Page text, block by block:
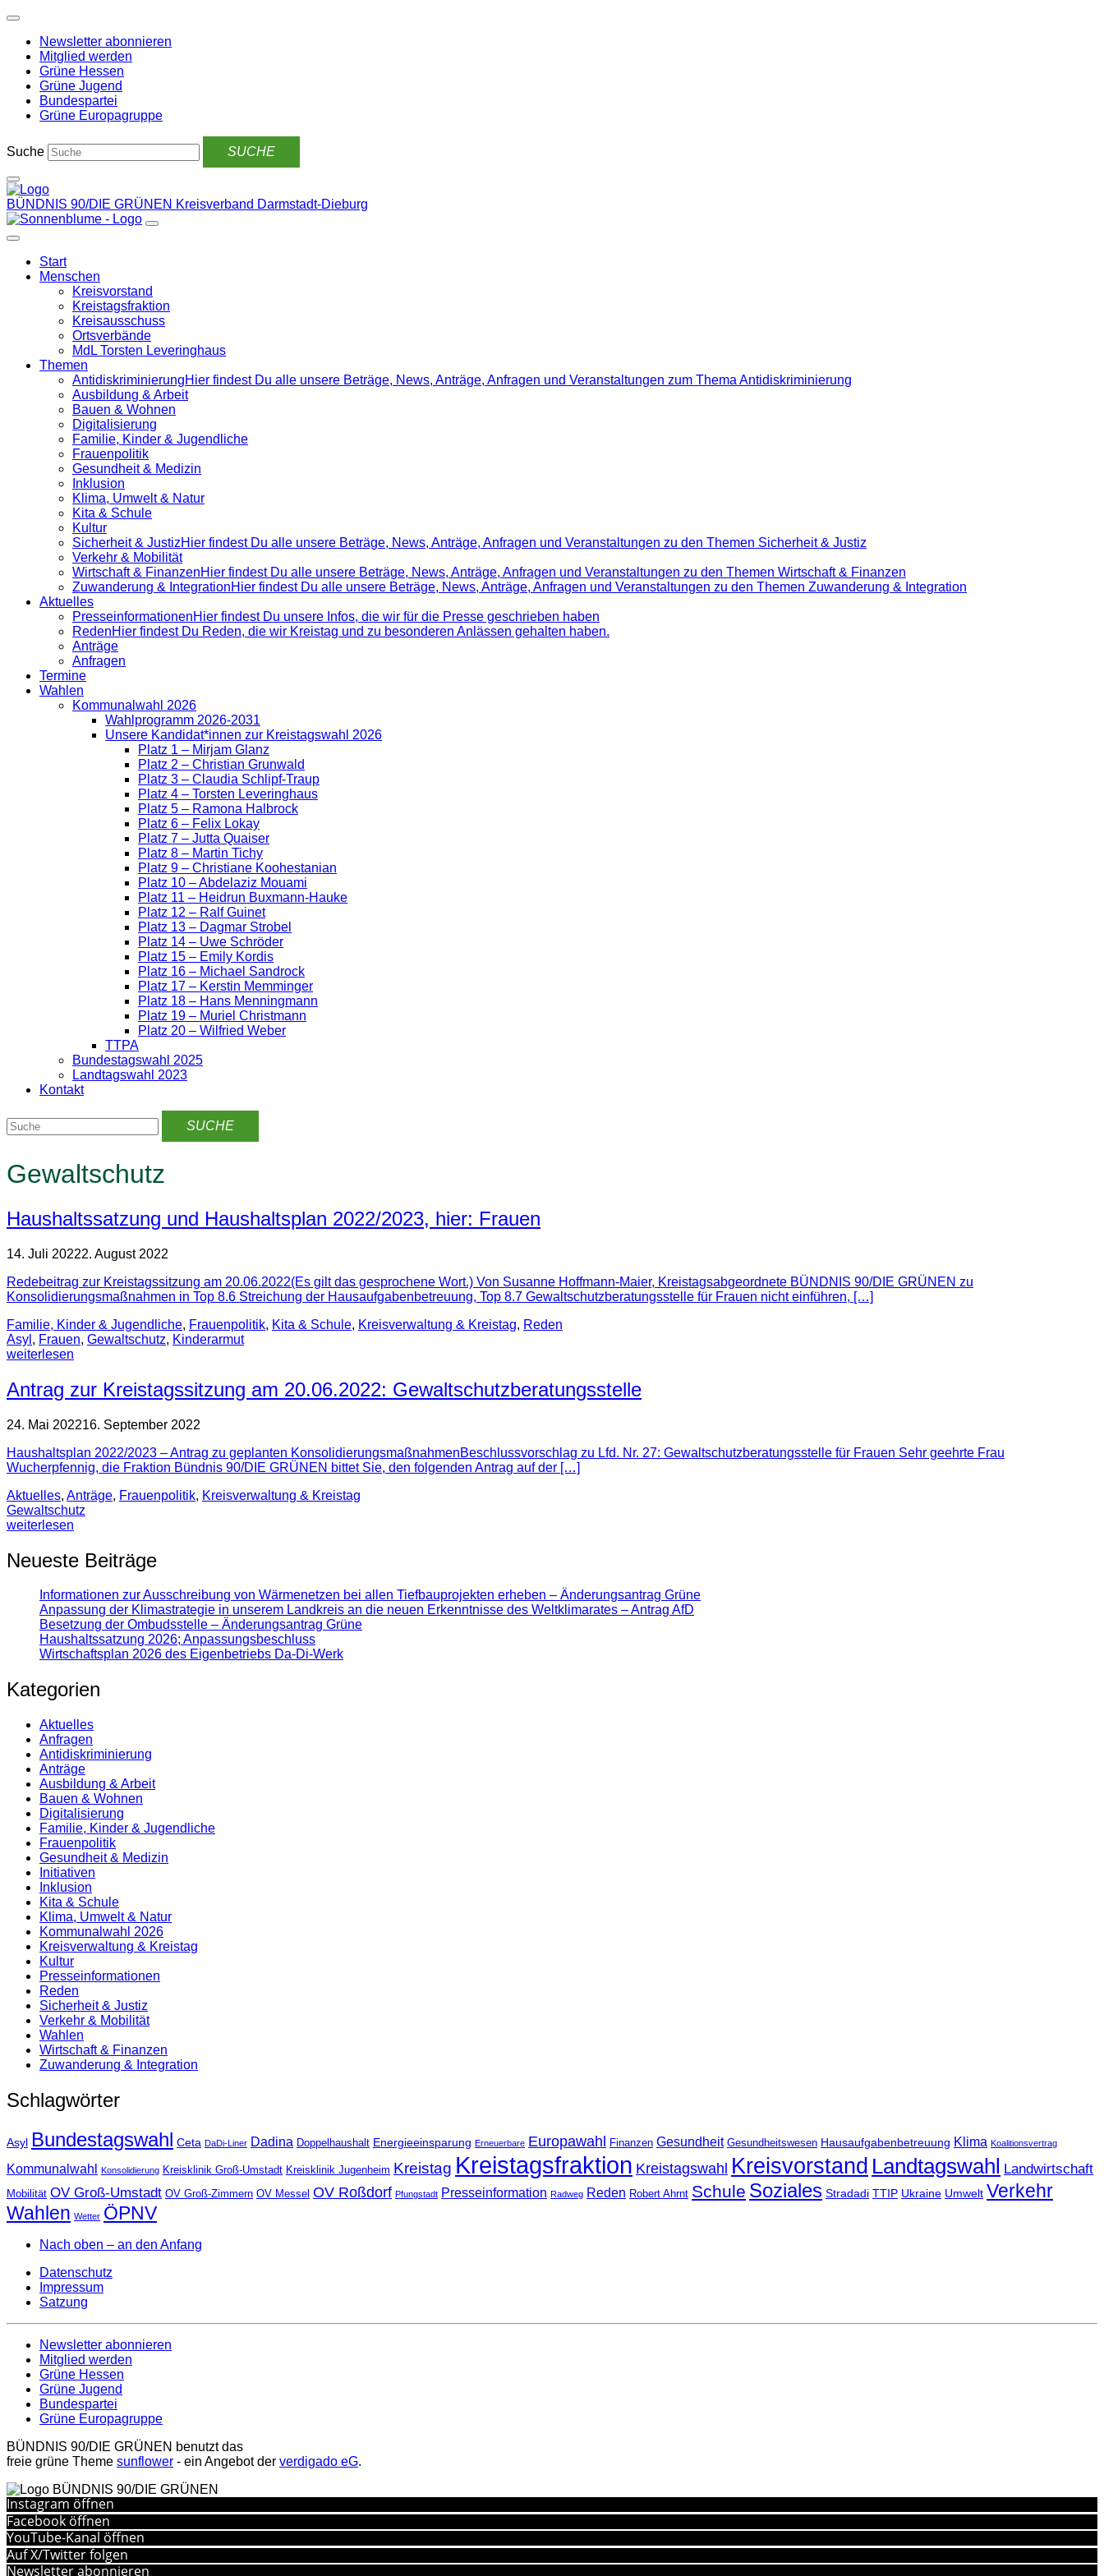
Weiter
Inhalt
Newsletter abonnieren
Mitglied werden
Grüne Hessen
Grüne Jugend
Bundespartei
Grüne Europagruppe
Suche
BÜNDNIS 90/DIE GRÜNEN Kreisverband Darmstadt-Dieburg
Start
Menschen
Kreisvorstand
Kreistagsfraktion
Kreisausschuss
Ortsverbände
MdL Torsten Leveringhaus
Themen
Antidiskrimi­nierungHier findest Du alle unsere Beträge, News, Anträge, Anfragen und Veranstaltungen zum Thema Antidiskriminierung
Ausbildung & Arbeit
Bauen & Wohnen
Digitalisierung
Familie, Kinder & Jugendliche
Frauenpolitik
Gesundheit & Medizin
Inklusion
Klima, Umwelt & Natur
Kita & Schule
Kultur
Sicherheit & JustizHier findest Du alle unsere Beträge, News, Anträge, Anfragen und Veranstaltungen zu den Themen Sicherheit & Justiz
Verkehr & Mobilität
Wirtschaft & FinanzenHier findest Du alle unsere Beträge, News, Anträge, Anfragen und Veranstaltungen zu den Themen Wirtschaft & Finanzen
Zuwanderung & IntegrationHier findest Du alle unsere Beträge, News, Anträge, Anfragen und Veranstaltungen zu den Themen Zuwanderung & Integration
Aktuelles
Presse­informationenHier findest Du unsere Infos, die wir für die Presse geschrieben haben
RedenHier findest Du Reden, die wir Kreistag und zu besonderen Anlässen gehalten haben.
Anträge
Anfragen
Termine
Wahlen
Kommunalwahl 2026
Wahlprogramm 2026-2031
Unsere Kandidat*innen zur Kreistagswahl 2026
Platz 1 – Mirjam Glanz
Platz 2 – Christian Grunwald
Platz 3 – Claudia Schlipf-Traup
Platz 4 – Torsten Leveringhaus
Platz 5 – Ramona Halbrock
Platz 6 – Felix Lokay
Platz 7 – Jutta Quaiser
Platz 8 – Martin Tichy
Platz 9 – Christiane Koohestanian
Platz 10 – Abdelaziz Mouami
Platz 11 – Heidrun Buxmann-Hauke
Platz 12 – Ralf Guinet
Platz 13 – Dagmar Strobel
Platz 14 – Uwe Schröder
Platz 15 – Emily Kordis
Platz 16 – Michael Sandrock
Platz 17 – Kerstin Memminger
Platz 18 – Hans Menningmann
Platz 19 – Muriel Christmann
Platz 20 – Wilfried Weber
TTPA
Bundestagswahl 2025
Landtagswahl 2023
Kontakt
Gewaltschutz
Haushaltssatzung und Haushaltsplan 2022/2023, hier: Frauen
14. Juli 20222. August 2022
Redebeitrag zur Kreistagssitzung am 20.06.2022(Es gilt das gesprochene Wort.) Von Susanne Hoffmann-Maier, Kreistagsabgeordnete BÜNDNIS 90/DIE GRÜNEN zu
Konsolidierungsmaßnahmen in Top 8.6 Streichung der Hausaufgabenbetreuung, Top 8.7 Gewaltschutzberatungsstelle für Frauen nicht einführen, […]
Familie, Kinder & Jugendliche, Frauenpolitik, Kita & Schule, Kreisverwaltung & Kreistag, Reden
Asyl , Frauen, Gewaltschutz, Kinderarmut
weiterlesen
Antrag zur Kreistagssitzung am 20.06.2022: Gewaltschutzberatungsstelle
24. Mai 202216. September 2022
Haushaltsplan 2022/2023 – Antrag zu geplanten KonsolidierungsmaßnahmenBeschlussvorschlag zu Lfd. Nr. 27: Gewaltschutzberatungsstelle für Frauen Sehr geehrte Frau
Wucherpfennig, die Fraktion Bündnis 90/DIE GRÜNEN bittet Sie, den folgenden Antrag auf der […]
Aktuelles, Anträge, Frauenpolitik, Kreisverwaltung & Kreistag
Gewaltschutz
weiterlesen
Neueste Beiträge
Informationen zur Ausschreibung von Wärmenetzen bei allen Tiefbauprojekten erheben – Änderungsantrag Grüne
Anpassung der Klimastrategie in unserem Landkreis an die neuen Erkenntnisse des Weltklimarates – Antrag AfD
Besetzung der Ombudsstelle – Änderungsantrag Grüne
Haushaltssatzung 2026; Anpassungsbeschluss
Wirtschaftsplan 2026 des Eigenbetriebs Da-Di-Werk
Kategorien
Aktuelles
Anfragen
Antidiskrimi­nierung
Anträge
Ausbildung & Arbeit
Bauen & Wohnen
Digitalisierung
Familie, Kinder & Jugendliche
Frauenpolitik
Gesundheit & Medizin
Initiativen
Inklusion
Kita & Schule
Klima, Umwelt & Natur
Kommunalwahl 2026
Kreisverwaltung & Kreistag
Kultur
Presse­informationen
Reden
Sicherheit & Justiz
Verkehr & Mobilität
Wahlen
Wirtschaft & Finanzen
Zuwanderung & Integration
Schlagwörter
Asyl Bundestagswahl Ceta DaDi-Liner Dadina Doppelhaushalt Energieeinsparung Erneuerbare Europawahl Finanzen Gesundheit Gesundheitswesen Hausaufgabenbetreuung Klima Koalitionsvertrag
Kommunalwahl Konsolidierung Kreisklinik Groß-Umstadt Kreisklinik Jugenheim Kreistag Kreistagsfraktion Kreistagswahl Kreisvorstand Landtagswahl Landwirtschaft
Mobilität OV Groß-Umstadt OV Groß-Zimmern OV Messel OV Roßdorf Pfungstadt Presseinformation Radweg Reden Robert Ahrnt Schule Soziales Stradadi TTIP Ukraine Umwelt Verkehr
Wahlen Wetter ÖPNV
Nach oben – an den Anfang
Datenschutz
Impressum
Satzung
Newsletter abonnieren
Mitglied werden
Grüne Hessen
Grüne Jugend
Bundespartei
Grüne Europagruppe
BÜNDNIS 90/DIE GRÜNEN benutzt das
freie grüne Theme sunflower ‐ ein Angebot der verdigado eG.
Instagram öffnen
Facebook öffnen
YouTube-Kanal öffnen
Auf X/Twitter folgen
Newsletter abonnieren